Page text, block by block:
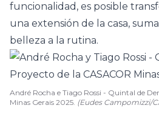
funcionalidad, es posible
una extensión de la casa,
belleza a la rutina.
André Rocha e Tiago Rossi - Quintal de
Minas Gerais 2025. (Eudes Campomizzi/